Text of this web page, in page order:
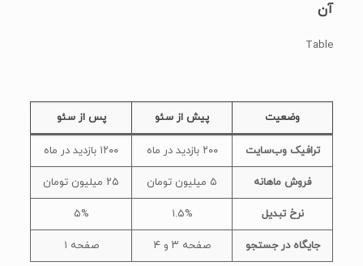
آن
Table
وضعیت پیش از سئو پس از سئو
ترافیک وب‌سایت ۲۰۰ بازدید در ماه ۱۲۰۰ بازدید در ماه
فروش ماهانه ۵ میلیون تومان ۲۵ میلیون تومان
نرخ تبدیل ۱.۵% ۵%
جایگاه در جستجو صفحه ۳ و ۴ صفحه ۱